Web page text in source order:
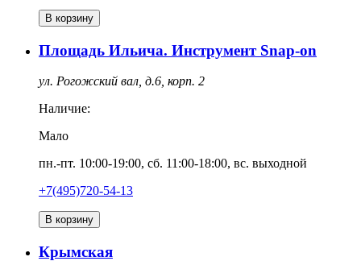
В корзину
Площадь Ильича. Инструмент Snap-on
ул. Рогожский вал, д.6, корп. 2
Наличие:
Мало
пн.-пт. 10:00-19:00, сб. 11:00-18:00, вс. выходной
+7(495)720-54-13
В корзину
Крымская